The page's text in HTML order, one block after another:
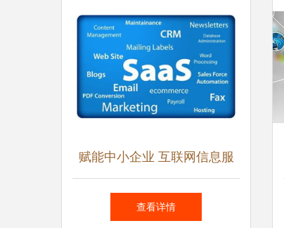
赋能中小企业 互联网信息服
务商如何推动信息化建设
查看详情